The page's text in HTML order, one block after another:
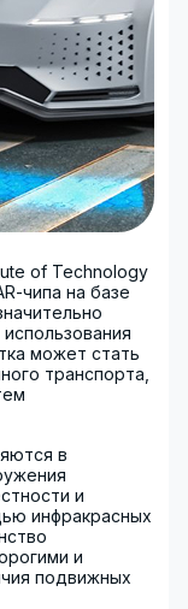
of Technology
чипа на базе
может стать
транспорта,
в
и
инфракрасных
и
подвижных